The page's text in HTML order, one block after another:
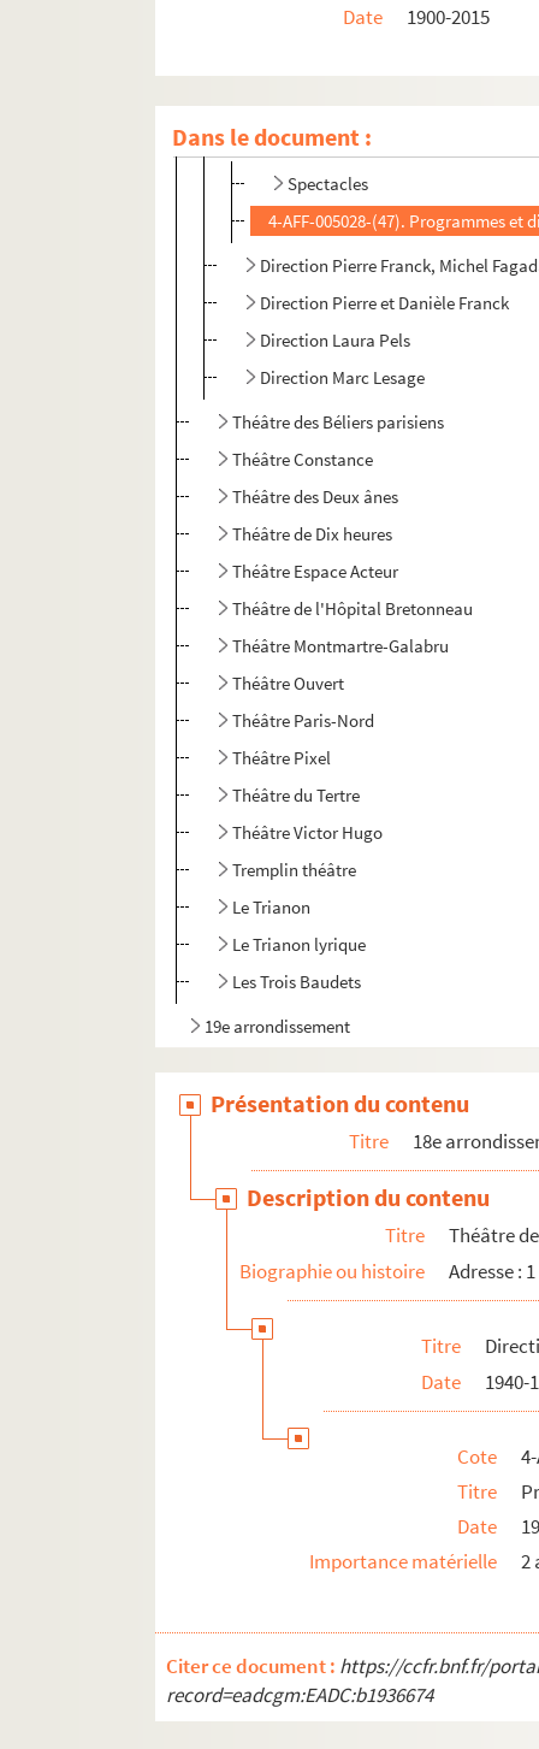
Date
1900-2015
Dans le document :
Sudden théâtre
Direction André Barsacq
Spectacles
4-AFF-005028-(47). Programmes et
Direction Pierre Franck, Michel
Direction Pierre et Danièle Franck
Direction Laura Pels
Direction Marc Lesage
Théâtre des Béliers parisiens
Théâtre Constance
Théâtre des Deux ânes
Théâtre de Dix heures
Théâtre Espace Acteur
Théâtre de l'Hôpital Bretonneau
Théâtre Montmartre-Galabru
Théâtre Ouvert
Théâtre Paris-Nord
Théâtre Pixel
Théâtre du Tertre
Théâtre Victor Hugo
Tremplin théâtre
Le Trianon
Le Trianon lyrique
Les Trois Baudets
19e arrondissement
Présentation du contenu
Titre 18e
Description du contenu
Titre
Théâtre
Biographie ou histoire
Adresse :
Titre
Date
1940-
Cote
Titre
Date
Importance matérielle
2
Citer ce document : https://ccfr.bnf.fr/
record=eadcgm:EADC:b1936674